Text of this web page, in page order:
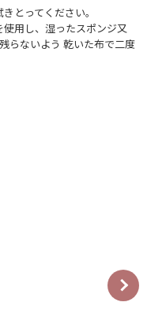
とってください。
用し、湿ったスポンジ又
らないよう 乾いた布で二度